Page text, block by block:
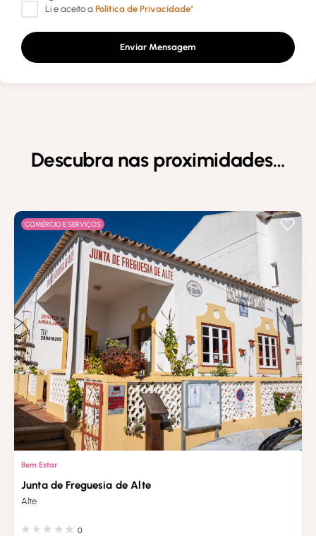
Enviar Mensagem
Descubra nas proximidades…
COMÉRCIO E SERVIÇOS
Bem Estar
Junta de Freguesia de Alte
Alte
0